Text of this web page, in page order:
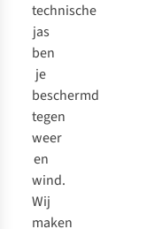
technische
jas
ben
je
beschermd
tegen
weer
en
wind.
Wij
maken